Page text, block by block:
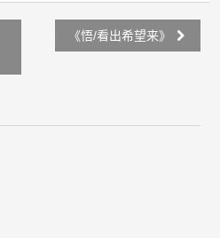
《悟/看出希望来》